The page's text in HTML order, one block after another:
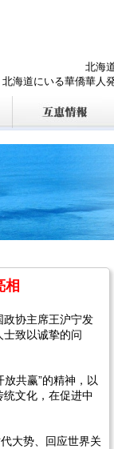
北海
北海道にいる華僑華人
相
协主席王沪宁发
致以诚挚的问
共赢”的精神，以
文化，在促进中
大势、回应世界关